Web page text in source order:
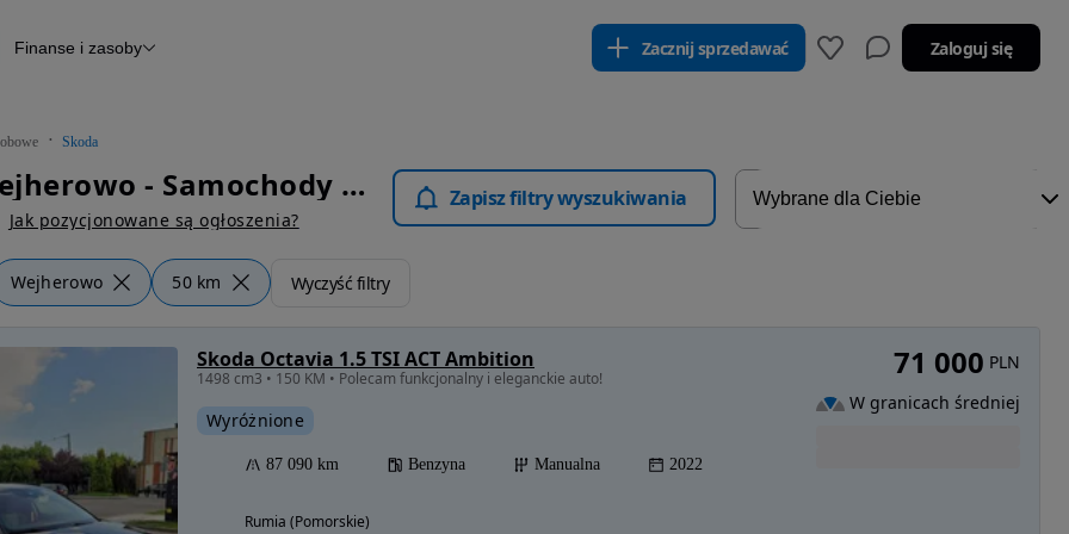
Raport z inspekcji
Otomoto News
Finanse i zasoby Zacznij sprzedawać Zaloguj się
Skoda
Skoda Wejherowo - Samochody Osobowe
Jak pozycjonowane są ogłoszenia?
Zapisz filtry wyszukiwania
Wejherowo 50 km Wyczyść filtry
Skoda Octavia 1.5 TSI ACT Ambition
1498 cm3 • 150 KM • Polecam funkcjonalny i eleganckie auto!
Wyróżnione
87 090 km Benzyna Manualna 2022
Rumia (Pomorskie)
71 000 PLN
W granicach średniej